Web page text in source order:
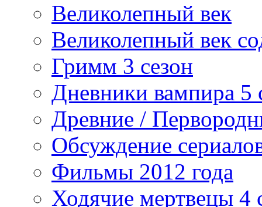
Великолепный век
Великолепный век
Гримм 3 сезон
Дневники вампира 5
Древние /
Обсуждение
Фильмы 2012 года
Ходячие мертвецы 4